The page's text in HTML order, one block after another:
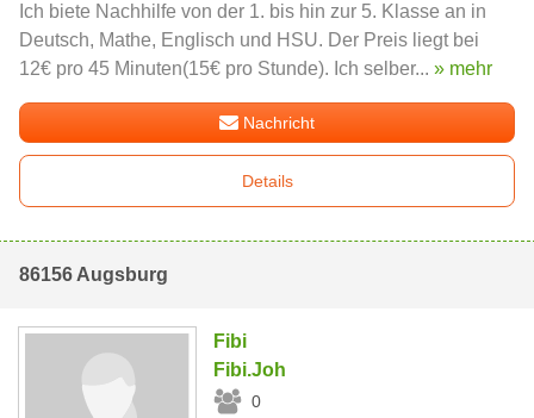
Ich biete Nachhilfe von der 1. bis hin zur 5. Klasse an in
Deutsch, Mathe, Englisch und HSU. Der Preis liegt bei
12€ pro 45 Minuten(15€ pro Stunde). Ich selber... » mehr
Nachricht
Details
86156 Augsburg
Fibi
Fibi.Joh
0